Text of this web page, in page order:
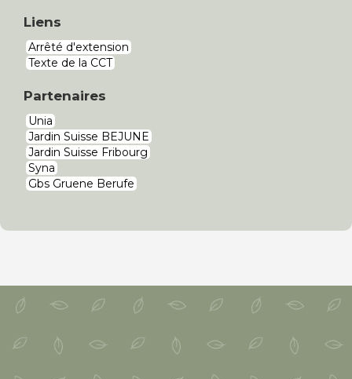
Liens
Arrêté d'extension
Texte de la CCT
Partenaires
Unia
Jardin Suisse BEJUNE
Jardin Suisse Fribourg
Syna
Gbs Gruene Berufe